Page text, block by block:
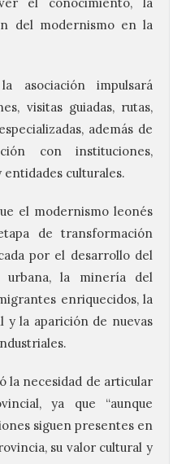
el conocimiento, la
del modernismo en la
asociación impulsará
visitas guiadas, rutas,
además de
con instituciones,
entidades culturales.
el modernismo leonés
de transformación
por el desarrollo del
urbana, la minería del
enriquecidos, la
la aparición de nuevas
la necesidad de articular
ya que “aunque
siguen presentes en
su valor cultural y